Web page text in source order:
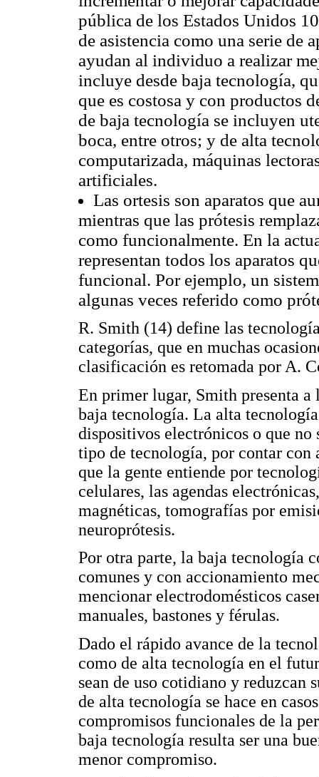
pública de los Estados Unidos
de asistencia como una serie de
ayudan al individuo a realizar
incluye desde baja tecnología,
que es costosa y con productos
de baja tecnología se incluyen
boca, entre otros; y de alta
computarizada, máquinas
artificiales.
Las ortesis son aparatos que
mientras que las prótesis
como funcionalmente. En la
representan todos los aparatos
funcional. Por ejemplo, un
algunas veces referido como
R. Smith (14) define las
categorías, que en muchas
clasificación es retomada por A.
En primer lugar, Smith presenta
baja tecnología. La alta
dispositivos electrónicos o que no
tipo de tecnología, por contar con
que la gente entiende por
celulares, las agendas
magnéticas, tomografías por
neuroprótesis.
Por otra parte, la baja tecnología
comunes y con accionamiento
mencionar electrodomésticos
manuales, bastones y férulas.
Dado el rápido avance de la
como de alta tecnología en el
sean de uso cotidiano y reduzcan
de alta tecnología se hace en
compromisos funcionales de la
baja tecnología resulta ser una
menor compromiso.